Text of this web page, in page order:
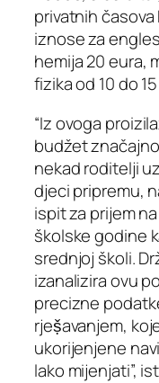
privatnih
iznose za
hemija 20 eura,
fizika od 10 do
“Iz ovoga
budžet
nekad roditelji
djeci pripremu,
ispit za prijem
školske godine
srednjoj školi.
izanalizira ovu
precizne
rjeṣ̌avanjem,
ukorijenjene
lako mijenjati”,